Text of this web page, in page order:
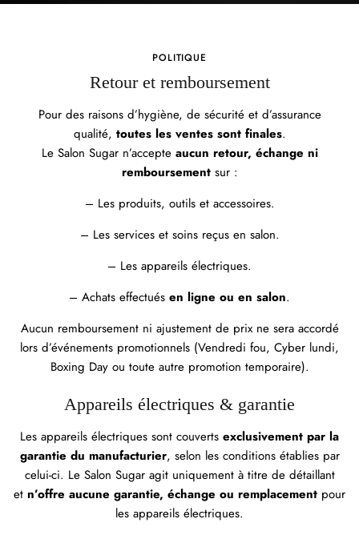
Nutri-Fortifiant
Kérastase Genesis Bain Hydra-
POLITIQUE
Retour et remboursement
Pour des raisons d’hygiène, de sécurité et d’assurance
qualité, toutes les ventes sont finales.
Le Salon Sugar n’accepte aucun retour, échange ni
remboursementsur :
– Les produits, outils et accessoires.
– Les services et soins reçus en salon.
– Les appareils électriques.
– Achats effectués en ligne ou en salon.
Aucun remboursement ni ajustement de prix ne sera accordé
lors d’événements promotionnels (Vendredi fou, Cyber lundi,
Boxing Day ou toute autre promotion temporaire).
Appareils électriques & garantie
Les appareils électriques sont couverts exclusivement par la
garantie du manufacturier, selon les conditions établies par
celui-ci. Le Salon Sugar agit uniquement à titre de détaillant
et n’offre aucune garantie, échange ou remplacement pour
les appareils électriques.